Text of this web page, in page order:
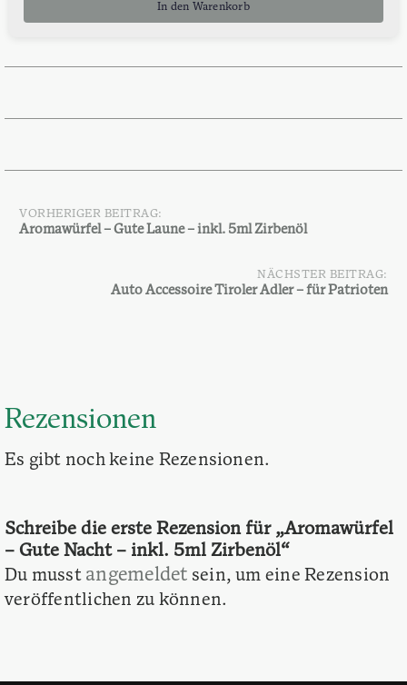
In den Warenkorb
Beitragsnavigation
VORHERIGER BEITRAG:
Aromawürfel – Gute Laune – inkl. 5ml Zirbenöl
NÄCHSTER BEITRAG:
Auto Accessoire Tiroler Adler – für Patrioten
Rezensionen
Es gibt noch keine Rezensionen.
Schreibe die erste Rezension für „Aromawürfel
– Gute Nacht – inkl. 5ml Zirbenöl“
Du musst angemeldet sein, um eine Rezension
veröffentlichen zu können.